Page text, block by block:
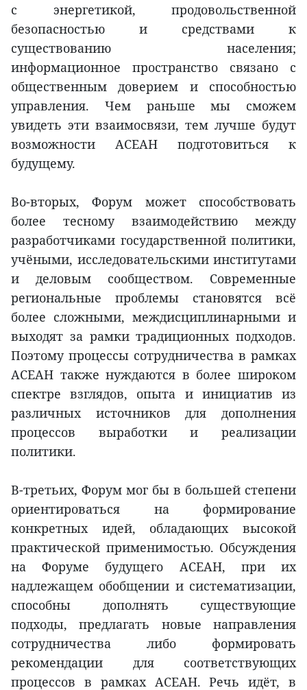
с энергетикой, продовольственной
безопасностью и средствами к
существованию населения;
информационное пространство связано с
общественным доверием и способностью
управления. Чем раньше мы сможем
увидеть эти взаимосвязи, тем лучше будут
возможности АСЕАН подготовиться к
будущему.
Во-вторых, Форум может способствовать
более тесному взаимодействию между
разработчиками государственной политики,
учёными, исследовательскими институтами
и деловым сообществом. Современные
региональные проблемы становятся всё
более сложными, междисциплинарными и
выходят за рамки традиционных подходов.
Поэтому процессы сотрудничества в рамках
АСЕАН также нуждаются в более широком
спектре взглядов, опыта и инициатив из
различных источников для дополнения
процессов выработки и реализации
политики.
В-третьих, Форум мог бы в большей степени
ориентироваться на формирование
конкретных идей, обладающих высокой
практической применимостью. Обсуждения
на Форуме будущего АСЕАН, при их
надлежащем обобщении и систематизации,
способны дополнять существующие
подходы, предлагать новые направления
сотрудничества либо формировать
рекомендации для соответствующих
процессов в рамках АСЕАН. Речь идёт, в